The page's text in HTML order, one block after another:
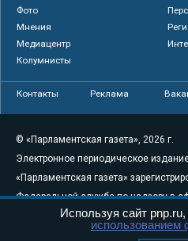
Фото
Мнения
Медиацентр
Колумнисты
Контакты Реклама
© «Парламентская газета», 2026 г.
Электронное периодическое
«Парламентская газета»
Федеральной службе по надзору в
связи, информационных технологий и
массовых коммуникаций
Используя сайт
использованием